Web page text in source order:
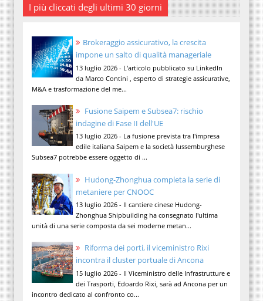
I più cliccati degli ultimi 30 giorni
Brokeraggio assicurativo, la crescita
impone un salto di qualità manageriale
13 luglio 2026 - L'articolo pubblicato su LinkedIn
da Marco Contini , esperto di strategie assicurative,
M&A e trasformazione del me...
Fusione Saipem e Subsea7: rischio
indagine di Fase II dell'UE
13 luglio 2026 - La fusione prevista tra l'impresa
edile italiana Saipem e la società lussemburghese
Subsea7 potrebbe essere oggetto di ...
Hudong-Zhonghua completa la serie di
metaniere per CNOOC
13 luglio 2026 - Il cantiere cinese Hudong-
Zhonghua Shipbuilding ha consegnato l'ultima
unità di una serie composta da sei moderne metan...
Riforma dei porti, il viceministro Rixi
incontra il cluster portuale di Ancona
15 luglio 2026 - Il Viceministro delle Infrastrutture e
dei Trasporti, Edoardo Rixi, sarà ad Ancona per un
incontro dedicato al confronto co...